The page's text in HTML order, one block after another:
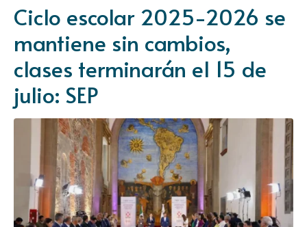
Ciclo escolar 2025-2026 se
mantiene sin cambios,
clases terminarán el 15 de
julio: SEP